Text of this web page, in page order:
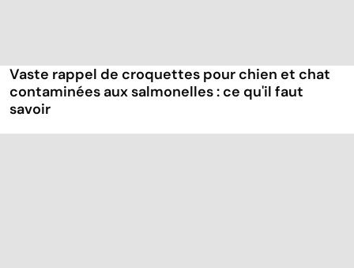
Vaste rappel de croquettes pour chien et chat
contaminées aux salmonelles : ce qu'il faut
savoir